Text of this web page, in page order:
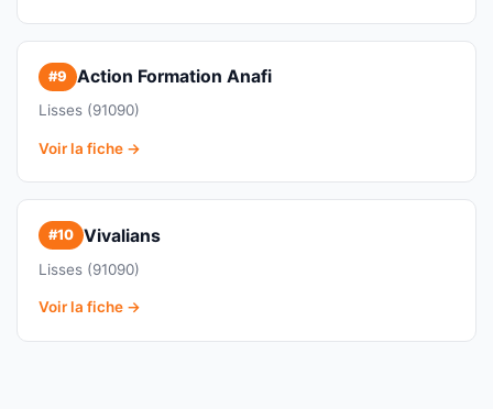
#9 Action Formation Anafi
Lisses (91090)
Voir la fiche →
#10 Vivalians
Lisses (91090)
Voir la fiche →